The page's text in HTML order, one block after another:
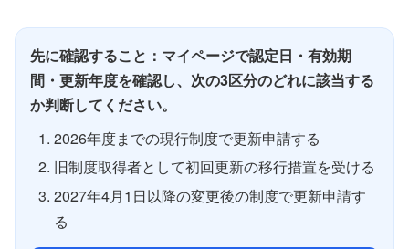
先に確認すること：マイページで認定日・有効期
間・更新年度を確認し、次の3区分のどれに該当する
か判断してください。
2026年度までの現行制度で更新申請する
旧制度取得者として初回更新の移行措置を受ける
2027年4月1日以降の変更後の制度で更新申請す
る